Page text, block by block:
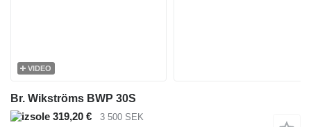
VIDEO
Br. Wikströms BWP 30S
319,20 €
3 500 SEK